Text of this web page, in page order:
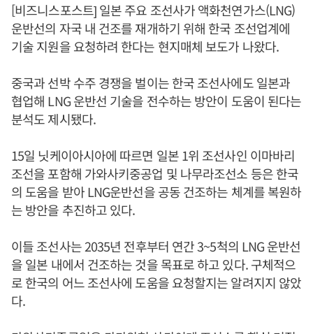
[비즈니스포스트] 일본 주요 조선사가 액화천연가스(LNG)
운반선의 자국 내 건조를 재개하기 위해 한국 조선업계에
기술 지원을 요청하려 한다는 현지매체 보도가 나왔다.
중국과 선박 수주 경쟁을 벌이는 한국 조선사에도 일본과
협업해 LNG 운반선 기술을 전수하는 방안이 도움이 된다는
분석도 제시됐다.
15일 닛케이아시아에 따르면 일본 1위 조선사인 이마바리
조선을 포함해 가와사키중공업 및 나무라조선소 등은 한국
의 도움을 받아 LNG운반선을 공동 건조하는 체계를 복원하
는 방안을 추진하고 있다.
이들 조선사는 2035년 전후부터 연간 3~5척의 LNG 운반선
을 일본 내에서 건조하는 것을 목표로 하고 있다. 구체적으
로 한국의 어느 조선사에 도움을 요청할지는 알려지지 않았
다.